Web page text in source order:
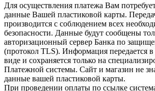
Для осуществления платежа Вам
данные Вашей пластиковой карты.
производится с соблюдением всех
безопасности. Данные будут сообщены
авторизационный сервер Банка по
(протокол TLS). Информация передается
виде и сохраняется только на
Платежной системы. Сайт и магазин не
данные вашей пластиковой карты.
При проведении оплаты по ссылке